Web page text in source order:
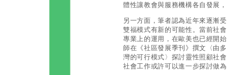
體性讓教會與服務機構各自發展
另一方面，筆者認為近年來逐漸
雙福模式有新的可能性。當前社
專業上的運用，在歐美也已經開
師在《社區發展季刊》撰文〈由
灣的可行模式〉探討靈性照顧社
社會工作或許可以進一步探討做